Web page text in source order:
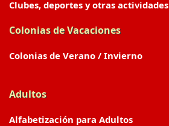
Clubes, deportes y otras actividades
Colonias de Vacaciones
Colonias de Verano / Invierno
Adultos
Alfabetización para Adultos